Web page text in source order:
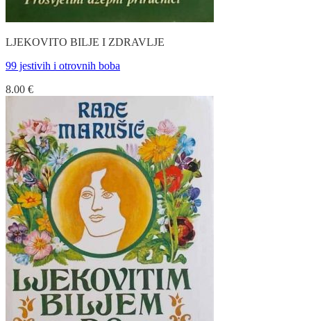
LJEKOVITO BILJE I ZDRAVLJE
99 jestivih i otrovnih boba
8.00 €